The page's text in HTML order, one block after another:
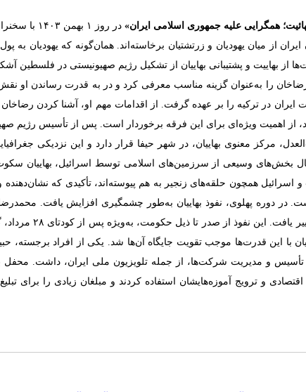
همگرایی علیه جمهوری اسلامی ایران» در روز ۱ بهمن ۱۴۰۳ با سخنرانی
از میان یهودیان و زرتشتیان برخاسته‌اند. همان‌گونه که یهودیان به
از بهاییت و پشتیبانی بهاییان از تشکیل رژیم صهیونیستی در فلسطین
رضاخان را به‌عنوان گزینه مناسب معرفی کرد و در به قدرت رساندن او
ایران در ترکیه را بر عهده گرفت. از اقدامات مهم او، آشنا کردن
مرکز معنوی بهاییان، در شهر حیفا قرار دارد و این نزدیکی
و اسرائیل، با وجود اشغال بخش‌های وسیعی از سرزمین‌های اسلامی توسط اسرائیل،
همچون حلقه‌های زنجیر به هم پیوسته‌اند، تأکیدی که نشان‌دهنده
دوره پهلوی، نفوذ بهاییان به‌طور چشمگیری افزایش یافت. محمدرضا
داشت و نقش آن‌ها از
با این قدرت‌ها موجب تقویت جایگاه آن‌ها شد. یکی از افراد برجسته،
و ترویج آموزه‌هایشان استفاده کردند و مبلغان زیادی را برای